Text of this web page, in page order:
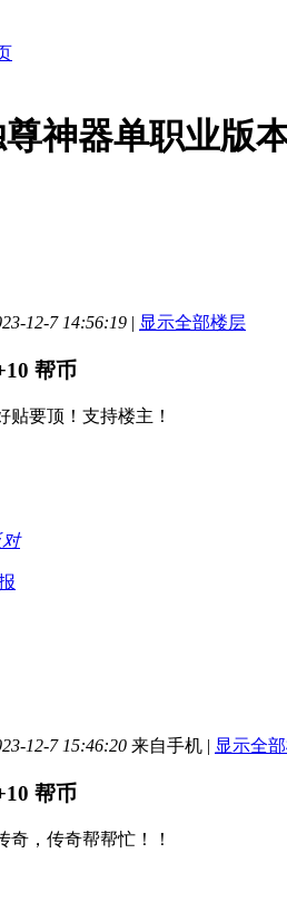
神器单职业版
12-7 14:56:19 | 显示全部楼层
帮币
贴要顶！支持楼主！
对
12-7 15:46:20 来自手机 | 显示全
帮币
奇，传奇帮帮忙！！